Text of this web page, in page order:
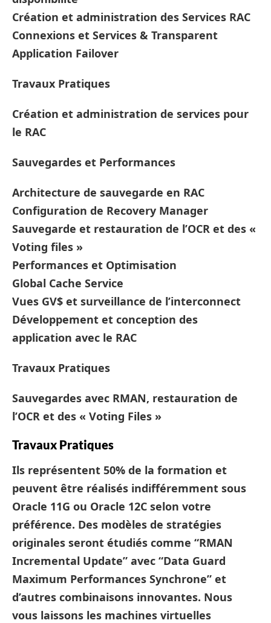
Création et administration des Services RAC
Connexions et Services & Transparent
Application Failover
Travaux Pratiques
Création et administration de services pour
le RAC
Sauvegardes et Performances
Architecture de sauvegarde en RAC
Configuration de Recovery Manager
Sauvegarde et restauration de l’OCR et des «
Voting files »
Performances et Optimisation
Global Cache Service
Vues GV$ et surveillance de l’interconnect
Développement et conception des
application avec le RAC
Travaux Pratiques
Sauvegardes avec RMAN, restauration de
l’OCR et des « Voting Files »
Travaux Pratiques
Ils représentent 50% de la formation et
peuvent être réalisés indifféremment sous
Oracle 11G ou Oracle 12C selon votre
préférence. Des modèles de stratégies
originales seront étudiés comme “RMAN
Incremental Update” avec “Data Guard
Maximum Performances Synchrone” et
d’autres combinaisons innovantes. Nous
vous laissons les machines virtuelles